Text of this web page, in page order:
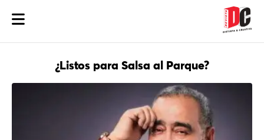
¿Listos para Salsa al Parque?